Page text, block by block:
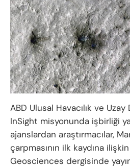
ABD Ulusal Havacılık ve
InSight misyonunda işbirliği
ajanslardan araştırmacılar,
çarpmasının ilk kaydına
Geosciences dergisinde